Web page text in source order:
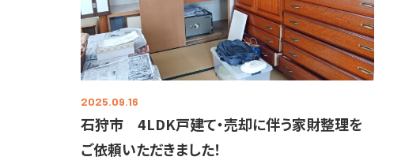
2025.09.16
石狩市 4LDK戸建て・売却に伴う家財整理を
ご依頼いただきました！